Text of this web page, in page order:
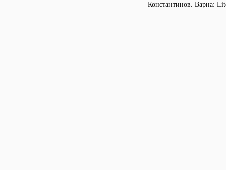
Константинов. Варна: